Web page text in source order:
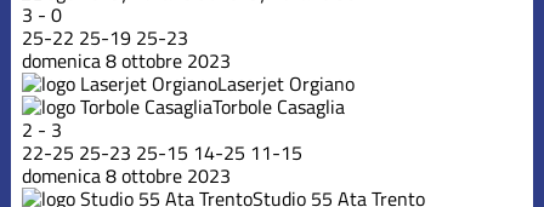
3 - 0
25-22 25-19 25-23
domenica 8 ottobre 2023
Laserjet Orgiano
Torbole Casaglia
2 - 3
22-25 25-23 25-15 14-25 11-15
domenica 8 ottobre 2023
Studio 55 Ata Trento